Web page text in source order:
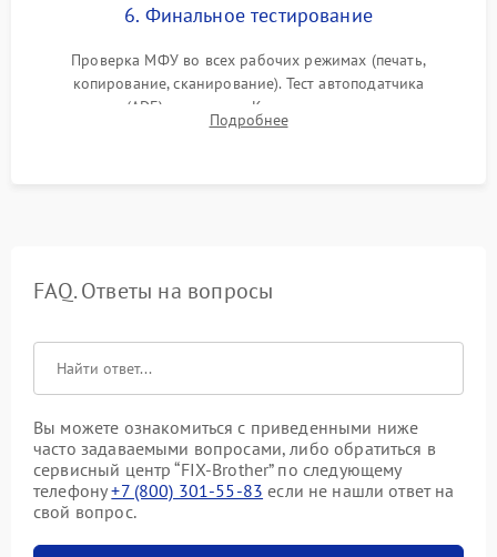
6. Финальное тестирование
Проверка МФУ во всех рабочих режимах (печать,
копирование, сканирование). Тест автоподатчика
документов (ADF) и дуплекса. Контроль качества отпечатка
на отсутствие серого фона, полос и надежность запекания
Подробнее
FAQ. Ответы на вопросы
Вы можете ознакомиться с приведенными ниже
часто задаваемыми вопросами, либо обратиться в
сервисный центр “FIX-Brother” по следующему
телефону+7 (800) 301-55-83 если не нашли ответ на
свой вопрос.